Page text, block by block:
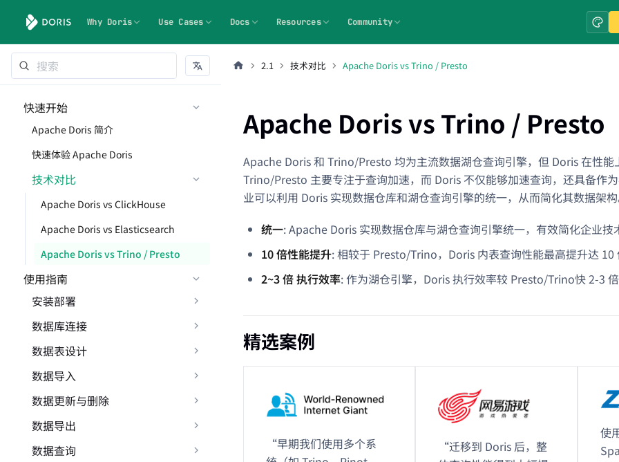
Why Doris Use Cases Docs Resources Community
快速开始
Apache Doris 简介
快速体验 Apache Doris
技术对比
Apache Doris vs ClickHouse
Apache Doris vs Elasticsearch
Apache Doris vs Trino / Presto
使用指南
安装部署
数据库连接
数据表设计
数据导入
数据更新与删除
数据导出
数据查询
2.1 技术对比 Apache Doris vs Trino / Presto
Apache Doris vs Trino / Presto
Apache Doris 和 Trino/Presto 均为主流数据湖仓查询引擎，但 Doris 在性能
Trino/Presto 主要专注于查询加速，而 Doris 不仅能够加速查询，还具备作
业可以利用 Doris 实现数据仓库和湖仓查询引擎的统一，从而简化其数据架构
统一: Apache Doris 实现数据仓库与湖仓查询引擎统一，有效简化企业技
10 倍性能提升: 相较于 Presto/Trino，Doris 内表查询性能最高提升达 10
2~3 倍 执行效率: 作为湖仓引擎，Doris 执行效率较 Presto/Trino快 2-3 倍
精选案例
“早期我们使用多个系
“迁移到 Doris 后，整
使